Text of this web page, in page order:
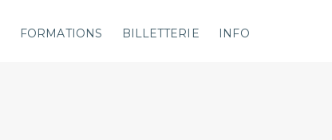
FORMATIONS BILLETTERIE INFO